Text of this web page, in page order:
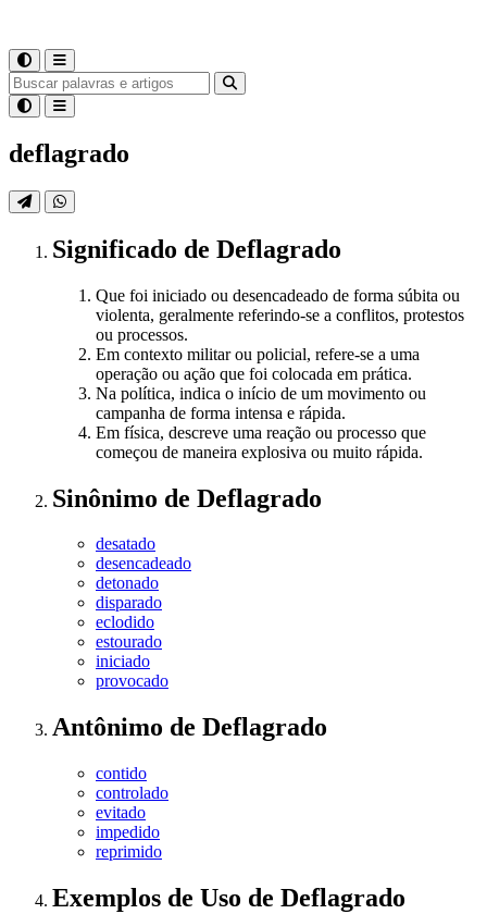
deflagrado
Significado de Deflagrado
Que foi iniciado ou desencadeado de forma súbita ou
violenta, geralmente referindo-se a conflitos, protestos
ou processos.
Em contexto militar ou policial, refere-se a uma
operação ou ação que foi colocada em prática.
Na política, indica o início de um movimento ou
campanha de forma intensa e rápida.
Em física, descreve uma reação ou processo que
começou de maneira explosiva ou muito rápida.
Sinônimo de Deflagrado
desatado
desencadeado
detonado
disparado
eclodido
estourado
iniciado
provocado
Antônimo de Deflagrado
contido
controlado
evitado
impedido
reprimido
Exemplos de Uso de Deflagrado